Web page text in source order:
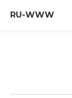
RU-WWW